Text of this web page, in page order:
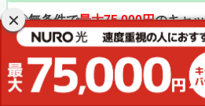
①無条件で最大75,000円のキャ
②
オプション申し込みで最大
③最大49,500円分の工事費が実
④最大2ヶ月は月額料金・解約費
⑤ネットや光電話の設定サポート